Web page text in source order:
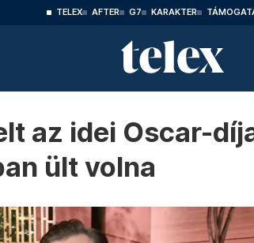
TELEX AFTER G7 KARAKTER
az idei Oscar-
ült volna